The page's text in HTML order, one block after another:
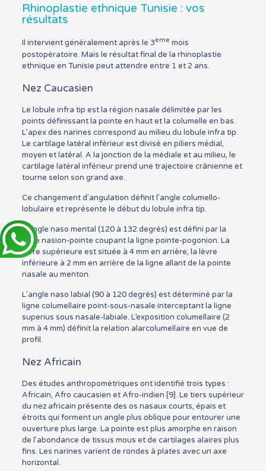
Rhinoplastie ethnique Tunisie : vos
résultats
Il intervient généralement après le 3ème mois
postopératoire. Mais le résultat final de la rhinoplastie
ethnique en Tunisie peut attendre entre 1 et 2 ans.
Nez Caucasien
Le lobule infra tip est la région nasale délimitée par les
points définissant la pointe en haut et la columelle en bas.
L’apex des narines correspond au milieu du lobule infra tip.
Le cartilage latéral inférieur est divisé en piliers médial,
moyen et latéral. A la jonction de la médiale et au milieu, le
cartilage latéral inférieur prend une trajectoire crânienne et
tourne selon son grand axe.
Ce changement d’angulation définit l’angle columello-
lobulaire et représente le début du lobule infra tip.
L’angle naso mental (120 à 132 degrés) est défini par la
ligne nasion-pointe coupant la ligne pointe-pogonion. La
lèvre supérieure est située à 4 mm en arrière, la lèvre
inférieure à 2 mm en arrière de la ligne allant de la pointe
nasale au menton.
L’angle naso labial (90 à 120 degrés) est déterminé par la
ligne columellaire point-sous-nasale interceptant la ligne
superius sous nasale-labiale. L’exposition columellaire (2
mm à 4 mm) définit la relation alarcolumellaire en vue de
profil.
Nez Africain
Des études anthropométriques ont identifié trois types :
Africain, Afro caucasien et Afro-indien [9]. Le tiers supérieur
du nez africain présente des os nasaux courts, épais et
étroits qui forment un angle plus oblique pour entourer une
ouverture plus large. La pointe est plus amorphe en raison
de l’abondance de tissus mous et de cartilages alaires plus
fins. Les narines varient de rondes à plates avec un axe
horizontal.